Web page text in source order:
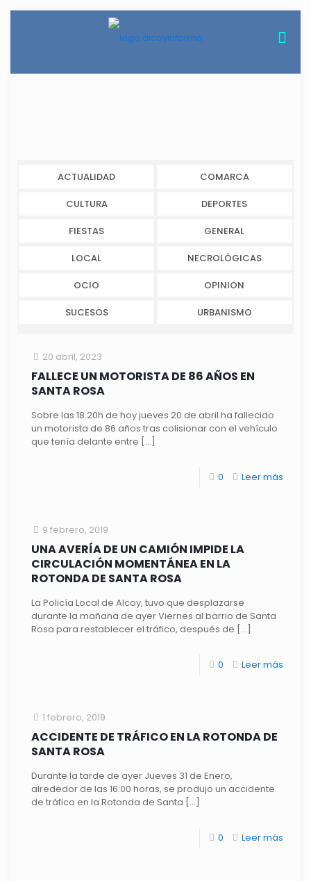
ACTUALIDAD COMARCA
CULTURA DEPORTES
FIESTAS GENERAL
LOCAL NECROLÓGICAS
OCIO OPINION
SUCESOS URBANISMO
20 abril, 2023
FALLECE UN MOTORISTA DE 86 AÑOS EN
SANTA ROSA
Sobre las 18.20h de hoy jueves 20 de abril ha fallecido
un motorista de 86 años tras colisionar con el vehículo
que tenía delante entre […]
0 Leer más
9 febrero, 2019
UNA AVERÍA DE UN CAMIÓN IMPIDE LA
CIRCULACIÓN MOMENTÁNEA EN LA
ROTONDA DE SANTA ROSA
La Policía Local de Alcoy, tuvo que desplazarse
durante la mañana de ayer Viernes al barrio de Santa
Rosa para restablecer el tráfico, después de […]
0 Leer más
1 febrero, 2019
ACCIDENTE DE TRÁFICO EN LA ROTONDA DE
SANTA ROSA
Durante la tarde de ayer Jueves 31 de Enero,
alrededor de las 16:00 horas, se produjo un accidente
de tráfico en la Rotonda de Santa […]
0 Leer más